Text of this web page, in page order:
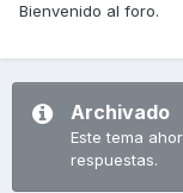
Bienvenido al foro.
Archivado
Este tema
respuestas.